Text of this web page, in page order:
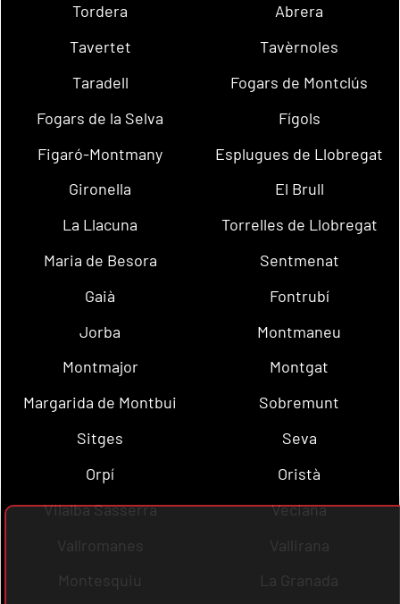
Tordera
Abrera
Tavertet
Tavèrnoles
Taradell
Fogars de Montclús
Fogars de la Selva
Fígols
Figaró-Montmany
Esplugues de Llobregat
Gironella
El Brull
La Llacuna
Torrelles de Llobregat
Maria de Besora
Sentmenat
Gaià
Fontrubí
Jorba
Montmaneu
Montmajor
Montgat
Margarida de Montbui
Sobremunt
Sitges
Seva
Orpí
Oristà
Vilalba Sasserra
Veciana
Vallromanes
Vallirana
Montesquiu
La Granada